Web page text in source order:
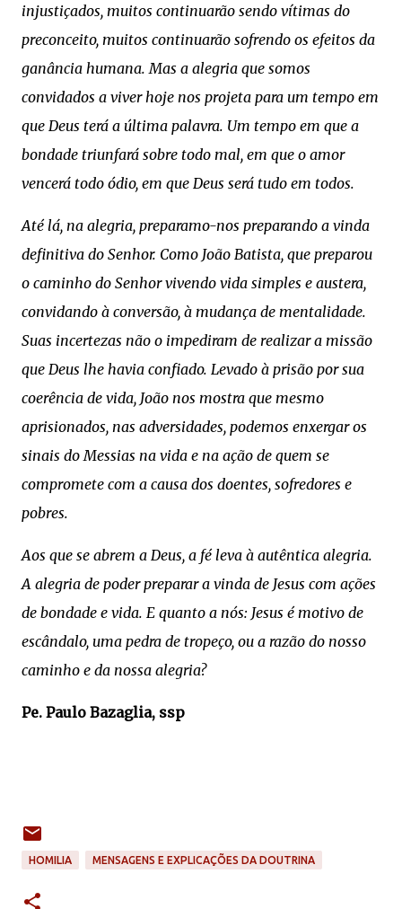
injustiçados, muitos continuarão sendo vítimas do
preconceito, muitos continuarão sofrendo os efeitos da
ganância humana. Mas a alegria que somos
convidados a viver hoje nos projeta para um tempo em
que Deus terá a última palavra. Um tempo em que a
bondade triunfará sobre todo mal, em que o amor
vencerá todo ódio, em que Deus será tudo em todos.
Até lá, na alegria, preparamo-nos preparando a vinda
definitiva do Senhor. Como João Batista, que preparou
o caminho do Senhor vivendo vida simples e austera,
convidando à conversão, à mudança de mentalidade.
Suas incertezas não o impediram de realizar a missão
que Deus lhe havia confiado. Levado à prisão por sua
coerência de vida, João nos mostra que mesmo
aprisionados, nas adversidades, podemos enxergar os
sinais do Messias na vida e na ação de quem se
compromete com a causa dos doentes, sofredores e
pobres.
Aos que se abrem a Deus, a fé leva à autêntica alegria.
A alegria de poder preparar a vinda de Jesus com ações
de bondade e vida. E quanto a nós: Jesus é motivo de
escândalo, uma pedra de tropeço, ou a razão do nosso
caminho e da nossa alegria?
Pe. Paulo Bazaglia, ssp
HOMILIA MENSAGENS E EXPLICAÇÕES DA DOUTRINA